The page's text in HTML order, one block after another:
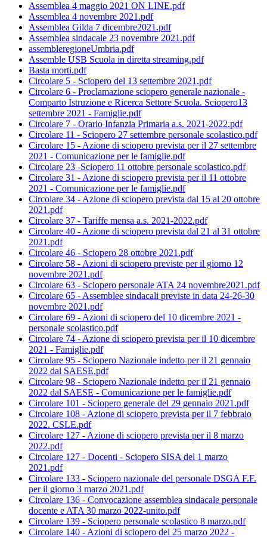
Assemblea 4 maggio 2021 ON LINE.pdf
Assemblea 4 novembre 2021.pdf
Assemblea Gilda 7 dicembre2021.pdf
Assemblea sindacale 23 novembre 2021.pdf
assembleregioneUmbria.pdf
Assemble USB Scuola in diretta streaming.pdf
Basta morti.pdf
Circolare 5 - Sciopero del 13 settembre 2021.pdf
Circolare 6 - Proclamazione sciopero generale nazionale -
Comparto Istruzione e Ricerca Settore Scuola. Sciopero13
settembre 2021 - Famiglie.pdf
Circolare 7 - Orario Infanzia Primaria a.s. 2021-2022.pdf
Circolare 11 - Sciopero 27 settembre personale scolastico.pdf
Circolare 15 - Azione di sciopero prevista per il 27 settembre
2021 - Comunicazione per le famiglie.pdf
Circolare 23 -Sciopero 11 ottobre personale scolastico.pdf
Circolare 31 - Azione di sciopero prevista per il 11 ottobre
2021 - Comunicazione per le famiglie.pdf
Circolare 34 - Azione di sciopero prevista dal 15 al 20 ottobre
2021.pdf
Circolare 37 - Tariffe mensa a.s. 2021-2022.pdf
Circolare 40 - Azione di sciopero prevista dal 21 al 31 ottobre
2021.pdf
Circolare 46 - Sciopero 28 ottobre 2021.pdf
Circolare 58 - Azioni di sciopero previste per il giorno 12
novembre 2021.pdf
Circolare 63 - Sciopero personale ATA 24 novembre2021.pdf
Circolare 65 - Assemblee sindacali previste in data 24-26-30
novembre 2021.pdf
Circolare 69 - Azioni di sciopero del 10 dicembre 2021 -
personale scolastico.pdf
Circolare 74 - Azione di sciopero prevista per il 10 dicembre
2021 - Famiglie.pdf
Circolare 95 - Sciopero Nazionale indetto per il 21 gennaio
2022 dal SAESE.pdf
Circolare 98 - Sciopero Nazionale indetto per il 21 gennaio
2022 dal SAESE - Comunicazione per le famiglie.pdf
Circolare 101 - Sciopero generale del 29 gennaio 2021.pdf
Circolare 108 - Azione di sciopero prevista per il 7 febbraio
2022. CSLE.pdf
Circolare 127 - Azione di sciopero prevista per il 8 marzo
2022.pdf
Circolare 127 - Docenti - Sciopero SISA del 1 marzo
2021.pdf
Circolare 133 - Sciopero nazionale del personale DSGA F.F.
per il giorno 3 marzo 2021.pdf
Circolare 136 - Convocazione assemblea sindacale personale
docente e ATA 30 marzo 2022-unito.pdf
Circolare 139 - Sciopero personale scolastico 8 marzo.pdf
Circolare 140 - Azioni di sciopero del 25 marzo 2022 -